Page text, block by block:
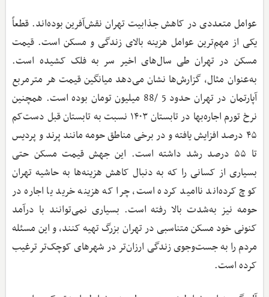
عوامل متعددی در کاهش جذابیت تهران نقش‌آفرین بوده‌اند. قطعاً
یکی از مهم‌ترین عوامل هزینه بالای زندگی و مسکن است. قیمت
مسکن در تهران طی سال‌های اخیر سر به فلک کشیده است.
به‌عنوان مثال، گزارش‌ها نشان می‌دهد میانگین قیمت هر مترمربع
آپارتمان در تهران حدود 5 /88 میلیون تومان بوده است. همچنین
نرخ تورم اجاره‌بها در تابستان ۱۴۰۳ نسبت به تابستان قبل دست‌کم
۴۵ درصد افزایش یافته و در برخی مناطق حومه مانند پرند و پردیس
تا ۵۵ درصد رشد داشته است. این جهش قیمت مسکن حتی
بسیاری از کسانی را که به دنبال کاهش هزینه‌ها به حاشیه تهران
کوچ کرده‌اند ناامید کرده است، چرا که هزینه خرید یا اجاره در
حومه نیز به‌شدت بالا رفته است. بسیاری نمی‌توانند با درآمد
کنونی خود مسکن متناسبی در تهران بزرگ تهیه کنند، و این مسئله
مردم را به جست‌وجوی زندگی ارزان‌تر در شهرهای کوچک‌تر ترغیب
کرده است.